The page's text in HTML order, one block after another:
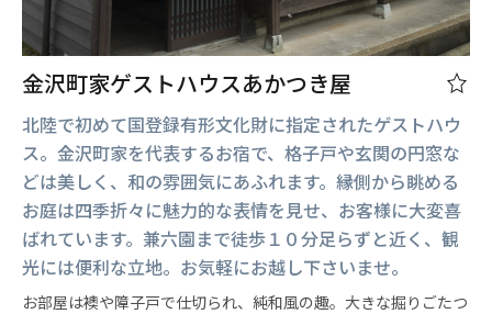
金沢町家ゲストハウスあかつき屋
北陸で初めて国登録有形文化財に指定されたゲストハウ
ス。金沢町家を代表するお宿で、格子戸や玄関の円窓な
どは美しく、和の雰囲気にあふれます。縁側から眺める
お庭は四季折々に魅力的な表情を見せ、お客様に大変喜
ばれています。兼六園まで徒歩１０分足らずと近く、観
光には便利な立地。お気軽にお越し下さいませ。
お部屋は襖や障子戸で仕切られ、純和風の趣。大きな掘りごたつ